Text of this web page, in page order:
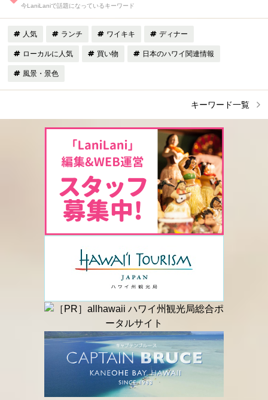
今LaniLaniで話題になっているキーワード
人気 ランチ ワイキキ ディナー
ローカルに人気 買い物 日本のハワイ関連情報
風景・景色
キーワード一覧